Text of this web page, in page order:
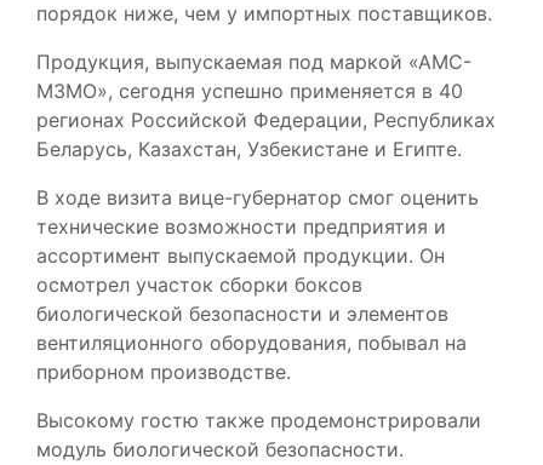
порядок ниже, чем у импортных поставщиков.
Продукция, выпускаемая под маркой «АМС-
МЗМО», сегодня успешно применяется в 40
регионах Российской Федерации, Республиках
Беларусь, Казахстан, Узбекистане и Египте.
В ходе визита вице-губернатор смог оценить
технические возможности предприятия и
ассортимент выпускаемой продукции. Он
осмотрел участок сборки боксов
биологической безопасности и элементов
вентиляционного оборудования, побывал на
приборном производстве.
Высокому гостю также продемонстрировали
модуль биологической безопасности.